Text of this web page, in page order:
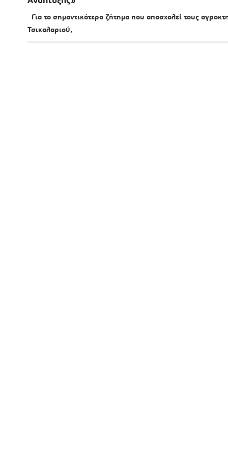
Για το σημαντικότερο ζήτημα που απασχολεί τους
Τσικαλαριού,